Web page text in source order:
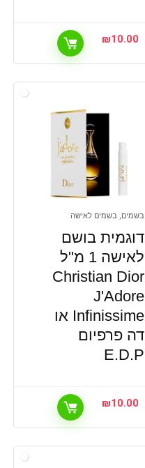
₪10.00
בשמים, בשמים לאישה
דוגמית בושם
לאישה 1 מ"ל
Christian Dior
J'Adore
Infinissime או
דה פרפיום
E.D.P
₪10.00